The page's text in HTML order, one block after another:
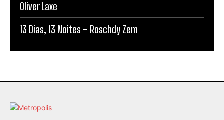
Oliver Laxe
13 Dias, 13 Noites – Roschdy Zem